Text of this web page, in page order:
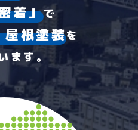
着」で
屋根塗装を
ます。